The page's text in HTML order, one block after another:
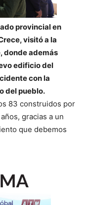
provincial en
visitó a la
donde además
edificio del
con la
del pueblo.
83 construidos por
gracias a un
que debemos